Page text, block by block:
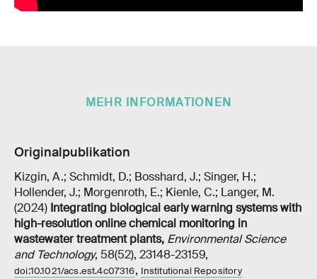
MEHR INFORMATIONEN
Originalpublikation
Kizgin, A.; Schmidt, D.; Bosshard, J.; Singer, H.;
Hollender, J.; Morgenroth, E.; Kienle, C.; Langer, M.
(2024) Integrating biological early warning systems with
high-resolution online chemical monitoring in
wastewater treatment plants, Environmental Science
and Technology, 58(52), 23148-23159,
doi:10.1021/acs.est.4c07316, Institutional Repository